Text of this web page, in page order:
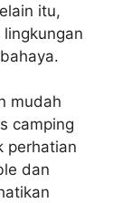
itu,
mudah
camping
perhatian
dan